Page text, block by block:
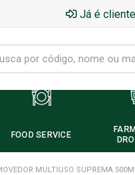
Já é
FOOD SERVICE
MULTIUSO SUPREMA